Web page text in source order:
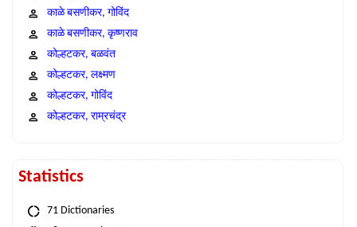
काळे बसणीकर, गोविंद
काळे बसणीकर, कृष्णराव
कोल्हटकर, बळवंत
कोल्हटकर, लक्ष्मण
कोल्हटकर, गोविंद
कोल्हटकर, राम्रचंद्र
Statistics
71 Dictionaries